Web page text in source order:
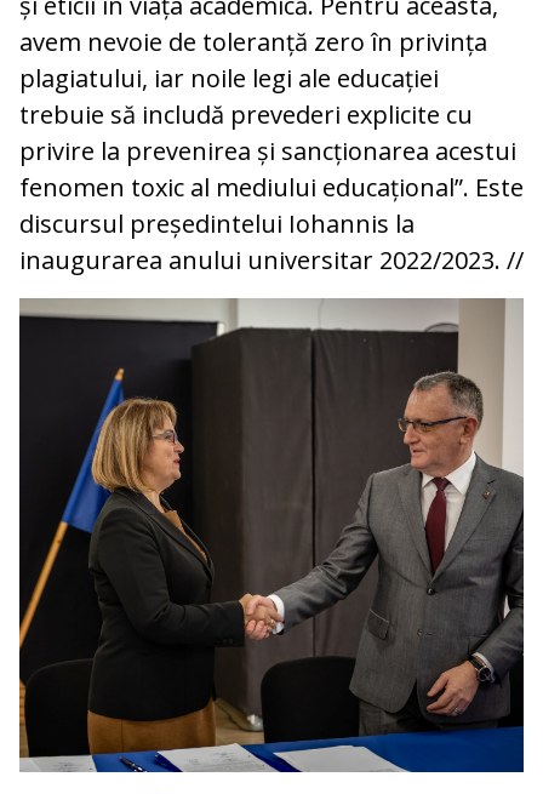
avem nevoie de toleranță zero în privința
plagiatului, iar noile legi ale educației
trebuie să includă prevederi explicite cu
privire la prevenirea și sancționarea acestui
fenomen toxic al mediului educațional”. Este
discursul președintelui Iohannis la
inaugurarea anului universitar 2022/2023. //